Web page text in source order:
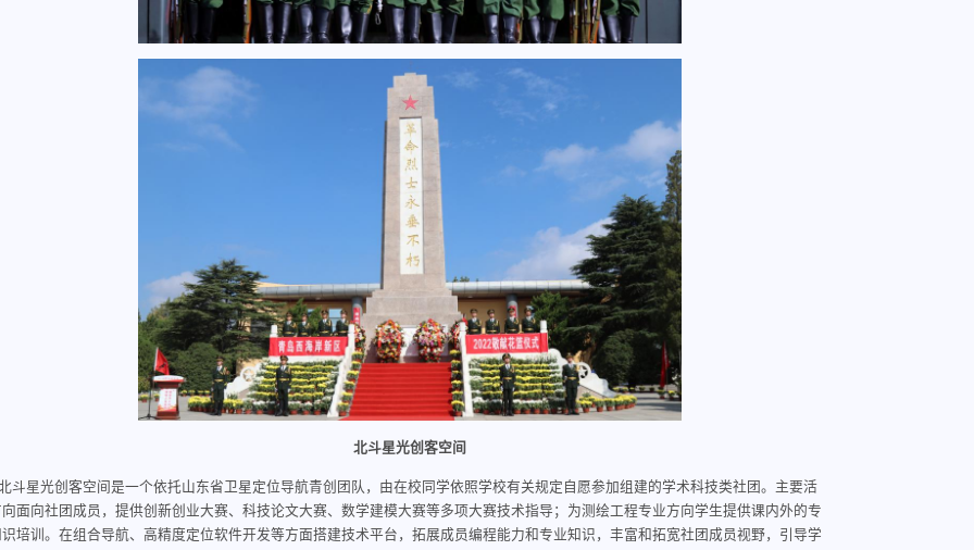
北斗星光创客空间
斗星光创客空间是一个依托山东省卫星定位导航青创团队，由在校同学依照学校有关规定自愿参加组建的学术科技类社团。主要活
面向社团成员，提供创新创业大赛、科技论文大赛、数学建模大赛等多项大赛技术指导；为测绘工程专业方向学生提供课内外的专
识培训。在组合导航、高精度定位软件开发等方面搭建技术平台，拓展成员编程能力和专业知识，丰富和拓宽社团成员视野，引导学